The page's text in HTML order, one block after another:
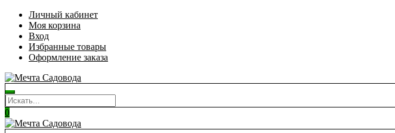
Личный кабинет
Моя корзина
Вход
Избранные товары
Оформление заказа
0